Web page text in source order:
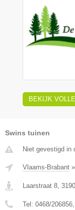
BEKIJK
Swins tuinen
Niet gevestigd in
Vlaams-Brabant »
Laarstraat 8, 3190
Tel: 0468/206856